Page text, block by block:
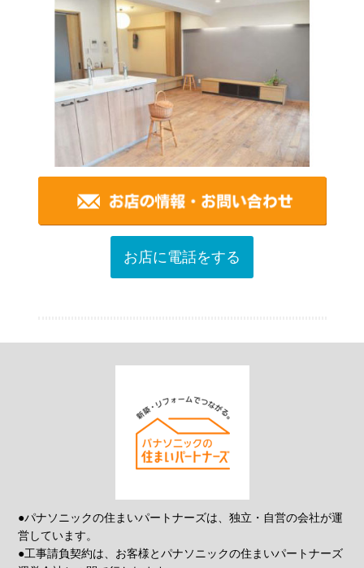
お店に電話をする
●パナソニックの住まいパートナーズは、独立・自営の会社が運
営しています。
●工事請負契約は、お客様とパナソニックの住まいパートナーズ